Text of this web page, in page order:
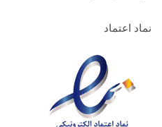
نماد اعتماد